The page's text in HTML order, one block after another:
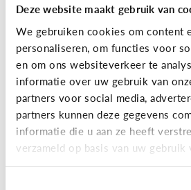
Deze website maakt gebruik van
We gebruiken cookies om content
personaliseren, om functies voor
en om ons websiteverkeer te
informatie over uw gebruik van
partners voor social media,
partners kunnen deze gegevens
informatie die u aan ze heeft
verzameld op basis van uw gebruik
Reclame
[Game] Game jezelf